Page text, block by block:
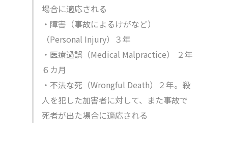
場合に適応される
・障害（事故によるけがなど）
（Personal Injury）３年
・医療過誤（Medical Malpractice） ２年
６カ月
・不法な死（Wrongful Death）２年。殺
人を犯した加害者に対して、また事故で
死者が出た場合に適応される